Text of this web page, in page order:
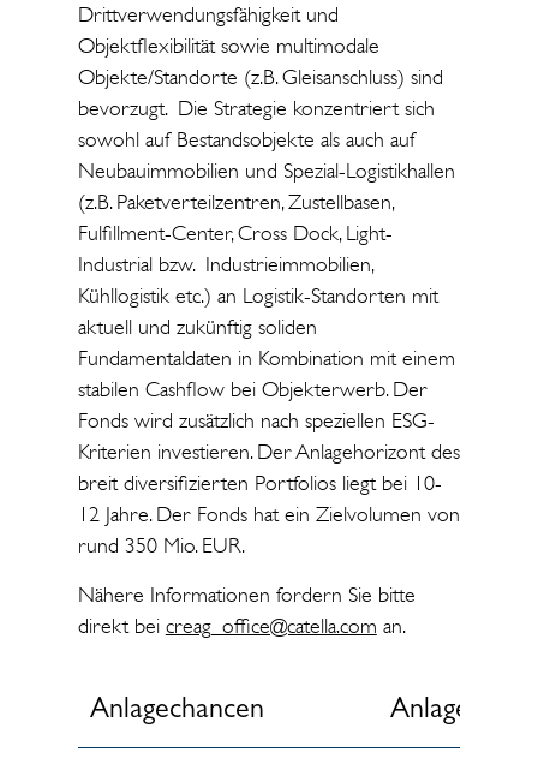
Drittverwendungsfähigkeit und
Objektflexibilität sowie multimodale
Objekte/Standorte (z.B. Gleisanschluss) sind
bevorzugt. Die Strategie konzentriert sich
sowohl auf Bestandsobjekte als auch auf
Neubauimmobilien und Spezial-Logistikhallen
(z.B. Paketverteilzentren, Zustellbasen,
Fulfillment-Center, Cross Dock, Light-
Industrial bzw. Industrieimmobilien,
Kühllogistik etc.) an Logistik-Standorten mit
aktuell und zukünftig soliden
Fundamentaldaten in Kombination mit einem
stabilen Cashflow bei Objekterwerb. Der
Fonds wird zusätzlich nach speziellen ESG-
Kriterien investieren. Der Anlagehorizont des
breit diversifizierten Portfolios liegt bei 10-
12 Jahre. Der Fonds hat ein Zielvolumen von
rund 350 Mio. EUR.
Nähere Informationen fordern Sie bitte
direkt bei creag_office@catella.com an.
Anlagechancen